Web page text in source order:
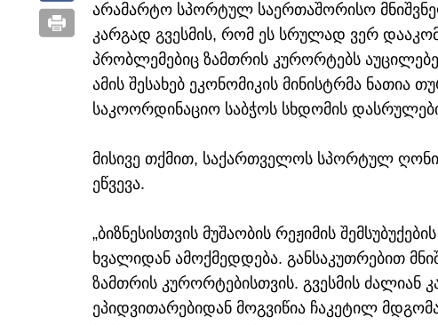
არამარტო სპორტულ საერთაშორისო
კარგად გვესმის, რომ ეს სრულად ვერ
პრობლემებიც ზამთრის კურორტებს
ამის შესახებ ეკონომიკის მინისტრმა ნათია
საკოორდინაციო საბჭოს სხდომის
მისივე თქმით, საქართველოს სპორტულ
ეწვევა.
„ბიზნესისთვის მუშაობის რეჟიმის
ხვალიდან ამოქმედდება. განსაკუთრებით
ზამთრის კურორტებისთვის. გვესმის ძალიან
ეპიდვითარებიდან მოგვიწია ჩაკეტილ